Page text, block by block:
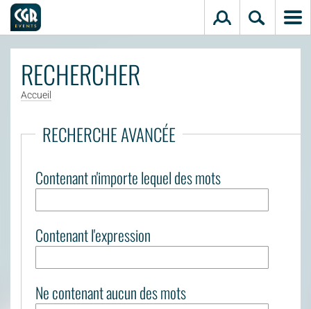
RECHERCHER
Accueil
Saisissez vos mots-clés
RECHERCHE AVANCÉE
Contenant n'importe lequel des mots
Contenant l'expression
Ne contenant aucun des mots